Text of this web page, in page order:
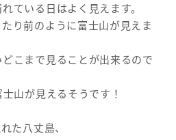
ている日はよく見えます。
り前のように富士山が見えま
こまで見ることが出来るので
山が見えるそうです！
た八丈島、